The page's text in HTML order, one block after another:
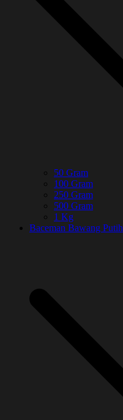
50 Gram
100 Gram
250 Gram
500 Gram
1 Kg
Baceman Bawang Putih